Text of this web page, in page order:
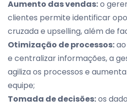
Aumento das vendas:o
clientes permite identificar
cruzada e upselling, além de
Otimização de processos:
e centralizar informações, a
agiliza os processos e
equipe;
Tomada de decisões:os